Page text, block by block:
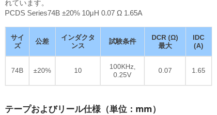
れています。
PCDS Series74B ±20% 10μH 0.07 Ω 1.65A
サイ
ズ
公差
インダクタ
ンス
試験条件
DCR (Ω)
最大
IDC
(A)
74B ±20% 10
100KHz,
0.25V
0.07 1.65
テープおよびリール仕様（単位：mm）